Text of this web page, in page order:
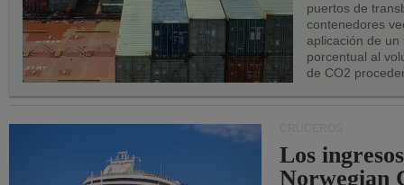
puertos de
contenedores
aplicación de
porcentual al
de CO2
Los
Norwegian